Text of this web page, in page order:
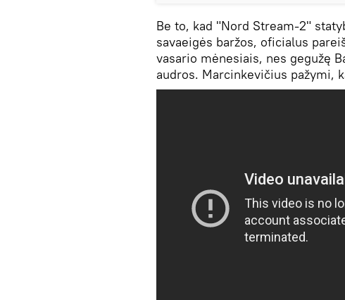
Be to, kad "Nord Stream-2"
savaeigės baržos, oficialus
vasario mėnesiais, nes gegužę
audros. Marcinkevičius pažymi,